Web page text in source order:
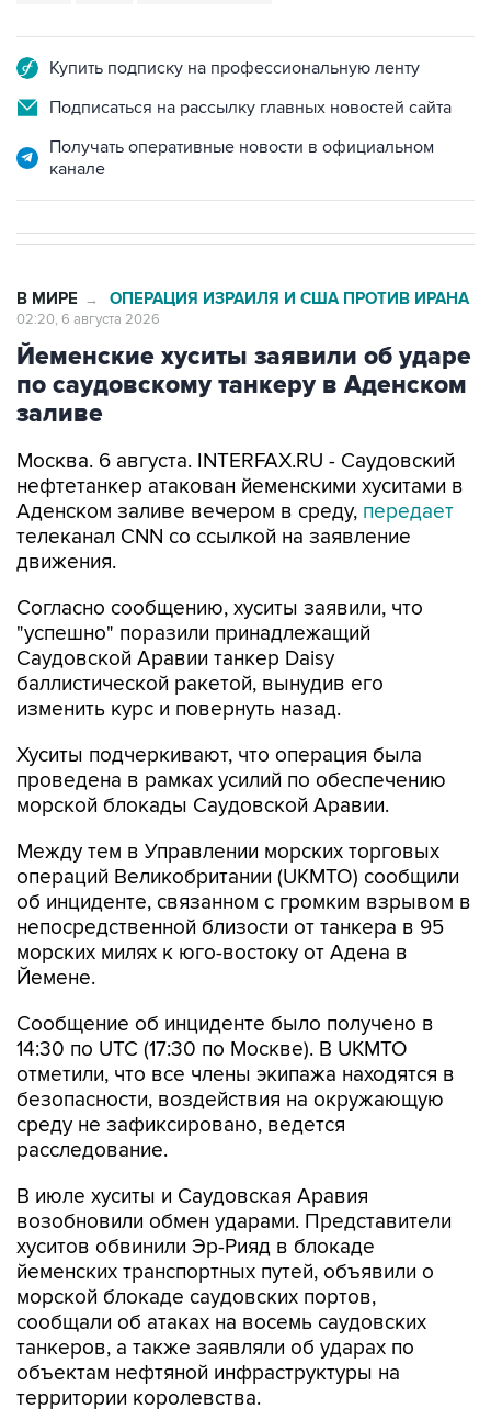
Купить подписку на профессиональную ленту
Подписаться на рассылку главных новостей сайта
Получать оперативные новости в официальном
канале
В МИРЕ → ОПЕРАЦИЯ ИЗРАИЛЯ И США ПРОТИВ ИРАНА
02:20, 6 августа 2026
Йеменские хуситы заявили об ударе
по саудовскому танкеру в Аденском
заливе
Москва. 6 августа. INTERFAX.RU - Саудовский
нефтетанкер атакован йеменскими хуситами в
Аденском заливе вечером в среду, передает
телеканал CNN со ссылкой на заявление
движения.
Согласно сообщению, хуситы заявили, что
"успешно" поразили принадлежащий
Саудовской Аравии танкер Daisy
баллистической ракетой, вынудив его
изменить курс и повернуть назад.
Хуситы подчеркивают, что операция была
проведена в рамках усилий по обеспечению
морской блокады Саудовской Аравии.
Между тем в Управлении морских торговых
операций Великобритании (UKMTO) сообщили
об инциденте, связанном с громким взрывом в
непосредственной близости от танкера в 95
морских милях к юго-востоку от Адена в
Йемене.
Сообщение об инциденте было получено в
14:30 по UTC (17:30 по Москве). В UKMTO
отметили, что все члены экипажа находятся в
безопасности, воздействия на окружающую
среду не зафиксировано, ведется
расследование.
В июле хуситы и Саудовская Аравия
возобновили обмен ударами. Представители
хуситов обвинили Эр-Рияд в блокаде
йеменских транспортных путей, объявили о
морской блокаде саудовских портов,
сообщали об атаках на восемь саудовских
танкеров, а также заявляли об ударах по
объектам нефтяной инфраструктуры на
территории королевства.